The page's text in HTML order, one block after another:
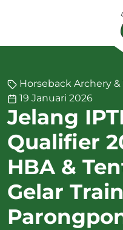
Horseback Archery
19 Januari 2026
Jelang
Qualifier
HBA &
Gelar